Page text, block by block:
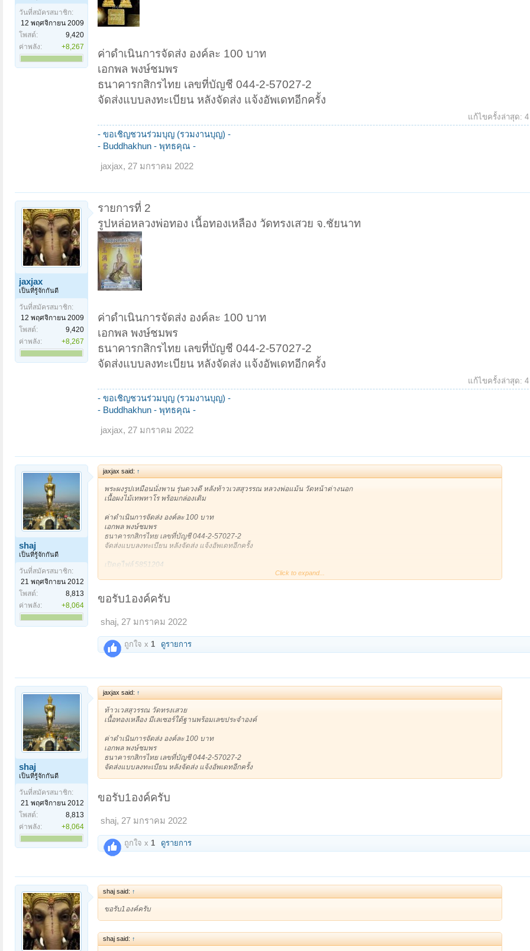
วันที่สมัครสมาชิก:
12 พฤศจิกายน 2009
โพสต์:
9,420
ค่าพลัง:
+8,267
ค่าดำเนินการจัดส่ง องค์ละ 100 บาท
เอกพล พงษ์ชมพร
ธนาคารกสิกรไทย เลขที่บัญชี 044-2-57027-2
จัดส่งแบบลงทะเบียน หลังจัดส่ง แจ้งอัพเดทอีกครั้ง
แก้ไขครั้งล่าสุด:
- ขอเชิญชวนร่วมบุญ (รวมงานบุญ) -
- Buddhakhun - พุทธคุณ -
jaxjax, 27 มกราคม 2022
jaxjax
เป็นที่รู้จักกันดี
วันที่สมัครสมาชิก:
12 พฤศจิกายน 2009
โพสต์:
9,420
ค่าพลัง:
+8,267
รายการที่ 2
รูปหล่อหลวงพ่อทอง เนื้อทองเหลือง วัดทรงเสวย จ.ชัยนาท
ค่าดำเนินการจัดส่ง องค์ละ 100 บาท
เอกพล พงษ์ชมพร
ธนาคารกสิกรไทย เลขที่บัญชี 044-2-57027-2
จัดส่งแบบลงทะเบียน หลังจัดส่ง แจ้งอัพเดทอีกครั้ง
แก้ไขครั้งล่าสุด:
- ขอเชิญชวนร่วมบุญ (รวมงานบุญ) -
- Buddhakhun - พุทธคุณ -
jaxjax, 27 มกราคม 2022
shaj
เป็นที่รู้จักกันดี
วันที่สมัครสมาชิก:
21 พฤศจิกายน 2012
โพสต์:
8,813
ค่าพลัง:
+8,064
jaxjax said: ↑
พระผงรูปเหมือนนั่งพาน รุ่นดวงดี หลังท้าวเวสสุวรรณ หลวงพ่อแม้น วัดหน้าต่างนอก
เนื้อผงไม้เทพทาโร พร้อมกล่องเดิม
ค่าดำเนินการจัดส่ง องค์ละ 100 บาท
เอกพล พงษ์ชมพร
ธนาคารกสิกรไทย เลขที่บัญชี 044-2-57027-2
จัดส่งแบบลงทะเบียน หลังจัดส่ง แจ้งอัพเดทอีกครั้ง
เปิดดูไฟล์ 5851204
Click to expand...
ขอรับ1องค์ครับ
shaj, 27 มกราคม 2022
ถูกใจ x 1 ดูรายการ
shaj
เป็นที่รู้จักกันดี
วันที่สมัครสมาชิก:
21 พฤศจิกายน 2012
โพสต์:
8,813
ค่าพลัง:
+8,064
jaxjax said: ↑
ท้าวเวสสุวรรณ วัดทรงเสวย
เนื้อทองเหลือง มีเลเซอร์ใต้ฐานพร้อมเลขประจำองค์
ค่าดำเนินการจัดส่ง องค์ละ 100 บาท
เอกพล พงษ์ชมพร
ธนาคารกสิกรไทย เลขที่บัญชี 044-2-57027-2
จัดส่งแบบลงทะเบียน หลังจัดส่ง แจ้งอัพเดทอีกครั้ง
ขอรับ1องค์ครับ
shaj, 27 มกราคม 2022
ถูกใจ x 1 ดูรายการ
shaj said: ↑
ขอรับ1องค์ครับ
shaj said: ↑